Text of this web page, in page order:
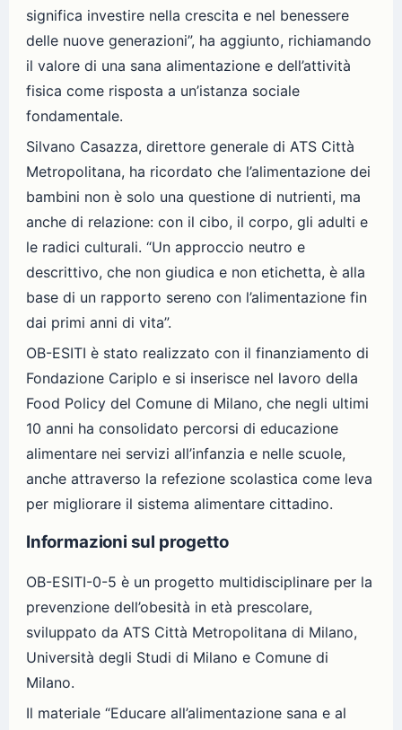
significa investire nella crescita e nel benessere
delle nuove generazioni”, ha aggiunto, richiamando
il valore di una sana alimentazione e dell’attività
fisica come risposta a un’istanza sociale
fondamentale.
Silvano Casazza, direttore generale di ATS Città
Metropolitana, ha ricordato che l’alimentazione dei
bambini non è solo una questione di nutrienti, ma
anche di relazione: con il cibo, il corpo, gli adulti e
le radici culturali. “Un approccio neutro e
descrittivo, che non giudica e non etichetta, è alla
base di un rapporto sereno con l’alimentazione fin
dai primi anni di vita”.
OB-ESITI è stato realizzato con il finanziamento di
Fondazione Cariplo e si inserisce nel lavoro della
Food Policy del Comune di Milano, che negli ultimi
10 anni ha consolidato percorsi di educazione
alimentare nei servizi all’infanzia e nelle scuole,
anche attraverso la refezione scolastica come leva
per migliorare il sistema alimentare cittadino.
Informazioni sul progetto
OB-ESITI-0-5 è un progetto multidisciplinare per la
prevenzione dell’obesità in età prescolare,
sviluppato da ATS Città Metropolitana di Milano,
Università degli Studi di Milano e Comune di
Milano.
Il materiale “Educare all’alimentazione sana e al